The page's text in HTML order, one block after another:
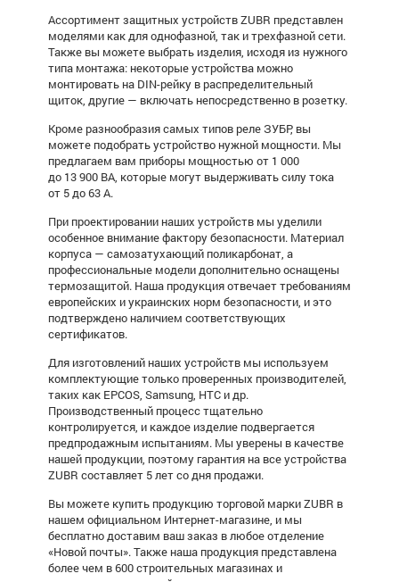
Ассортимент защитных устройств ZUBR представлен
моделями как для однофазной, так и трехфазной сети.
Также вы можете выбрать изделия, исходя из нужного
типа монтажа: некоторые устройства можно
монтировать на DIN-рейку в распределительный
щиток, другие — включать непосредственно в розетку.
Кроме разнообразия самых типов реле ЗУБР, вы
можете подобрать устройство нужной мощности. Мы
предлагаем вам приборы мощностью от 1 000
до 13 900 ВА, которые могут выдерживать силу тока
от 5 до 63 А.
При проектировании наших устройств мы уделили
особенное внимание фактору безопасности. Материал
корпуса — самозатухающий поликарбонат, а
профессиональные модели дополнительно оснащены
термозащитой. Наша продукция отвечает требованиям
европейских и украинских норм безопасности, и это
подтверждено наличием соответствующих
сертификатов.
Для изготовлений наших устройств мы используем
комплектующие только проверенных производителей,
таких как EPCOS, Samsung, HTC и др.
Производственный процесс тщательно
контролируется, и каждое изделие подвергается
предпродажным испытаниям. Мы уверены в качестве
нашей продукции, поэтому гарантия на все устройства
ZUBR составляет 5 лет со дня продажи.
Вы можете купить продукцию торговой марки ZUBR в
нашем официальном Интернет-магазине, и мы
бесплатно доставим ваш заказ в любое отделение
«Новой почты». Также наша продукция представлена
более чем в 600 строительных магазинах и